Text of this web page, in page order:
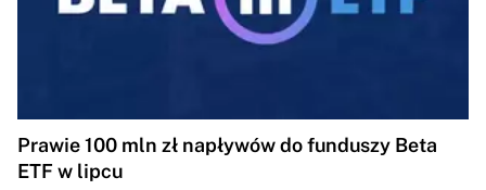
Prawie 100 mln zł napływów do funduszy Beta
ETF w lipcu